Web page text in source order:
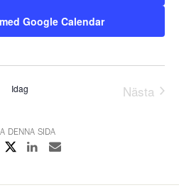
Google Calendar
Idag
Nästa
DENNA SIDA
på Facebook
Dela på XDela på Linkedin
Dela med E-post